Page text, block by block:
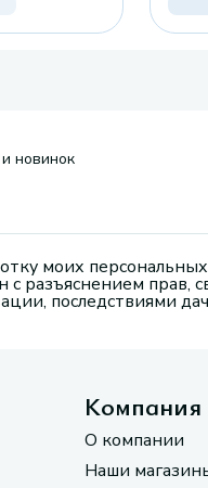
новинок
моих
с разъяснением прав,
последствиями
Компания
О компании
Наши